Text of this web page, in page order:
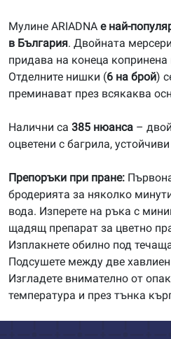
Мулине ARIADNA е най-
в България. Двойната
придава на конеца
Отделните нишки (6 на брой)
преминават през всякаква
Налични са 385 нюанса –
оцветени с багрила,
Препоръки при пране:
бродерията за няколко
вода. Изперете на ръка с
щадящ препарат за цветно
Изплакнете обилно под
Подсушете между две
Изгладете внимателно от
температура и през тънка